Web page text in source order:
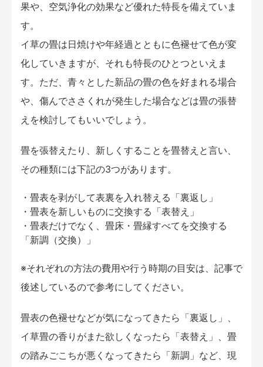
果や、空気浄化の効果など優れた特長を備えていま
す。
イ草の畳は日焼けや年経過とともに色褪せて色が変
化していきますが、それも特長のひとつといえま
す。ただ、青々とした新品の畳の色を好まれる場合
や、傷んでささくれが発生した場合などは畳の張替
えを検討してもいいでしょう。
畳を張替えたり、新しくすることを畳替えと言い、
その種類には下記の3つがあります。
・畳表を剥がして表裏を入れ替える「裏返し」
・畳表を新しいものに交換する「表替え」
・畳表だけでなく、畳床・畳縁すべてを交換する
「新調（交換）」
※それぞれの方法の費用や行う時期の目安は、記事で
後述しているので参考にしてください。
畳表の色褪せなどが気になってきたら「裏返し」、
イ草畳の香りがまた欲しくなったら「表替え」、畳
の踏みごこちが悪くなってきたら「新調」など、現